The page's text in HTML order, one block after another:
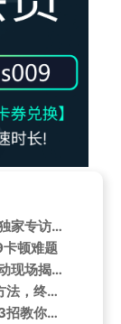
《燃比娃》柏林金鸡双喜临门！央视频独家专访，主创揭秘水墨动画的“温暖”密码
顿难题
徐志胜口误叫奶龙为奶农引爆笑，AI互动现场揭秘脱口秀演员颜值排名
海外华人看不了国内综艺？我试了3个方法，终于能追《喜马早安》了
海外华人如何解锁《中国民歌盛典》？3招教你跨越地域限制看隔壁老樊